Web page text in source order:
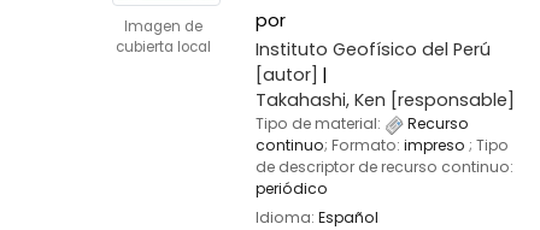
Imagen de
cubierta local
por
Instituto Geofísico del Perú
[autor]
Takahashi, Ken [responsable]
Tipo de material:
Recurso
continuo; Formato: impreso ; Tipo
de descriptor de recurso continuo:
periódico
Idioma: Español